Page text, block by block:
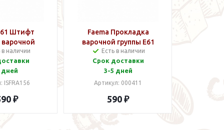
Штифт
варочной
нижний
в наличии
дней
ISFRA156
₽
Faema Прокладка
варочной группы E61
Есть в наличии
Срок доставки
3-5 дней
Артикул: 000411
590 ₽